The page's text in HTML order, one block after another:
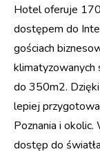
Hotel oferuje
dostępem do
gościach
klimatyzowanych
do 350m2.
lepiej
Poznania i
dostęp do